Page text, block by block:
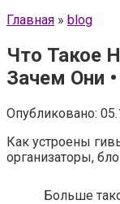
Главная » blog
Что Такое
Зачем Они
Опубликовано:
Как устроены
организаторы,
Больше